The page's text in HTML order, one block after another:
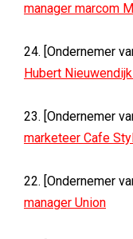
manager marcom
24. [Ondernemer
Hubert
23. [Ondernemer
marketeer Cafe
22. [Ondernemer
manager Union